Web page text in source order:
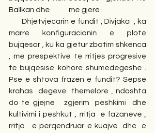
Ballkan dhe             me gjere .
marre konfiguracionin e plote
bujqesor , ku ka gjetur zbatim shkenca
, me prespektive te rritjes progresive
te bujqesise kohore shumedegeshe .
Pse e shtova frazen e fundit? Sepse
krahas  degeve  themelore , ndoshta
do te gjejne   zgjerim  peshkimi  dhe
kultivimi i peshkut , rritja  e fazaneve ,
rritja   e perqendruar e kuajve  dhe  e